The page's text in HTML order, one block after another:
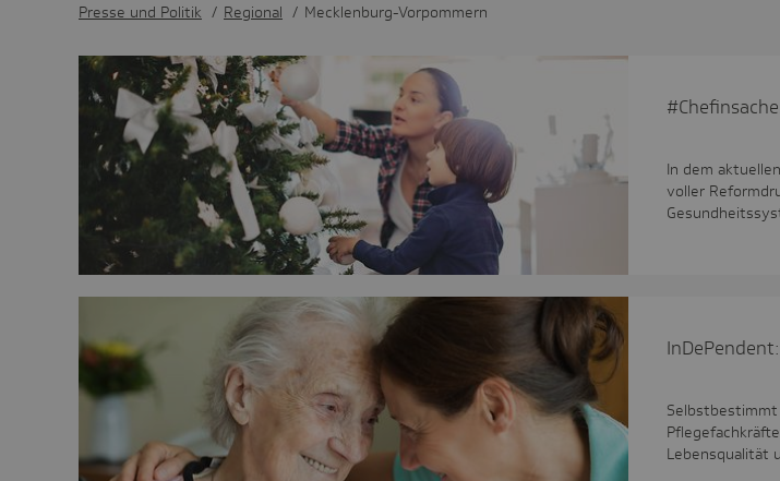
Presse und Politik / Regional / Mecklenburg-Vorpommern
In dem
voller
Selbstbestimmt
Lebensqualität